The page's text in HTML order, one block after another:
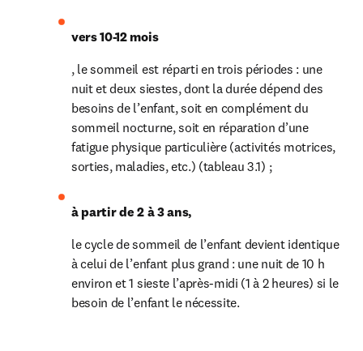
vers 10-12 mois
, le sommeil est réparti en trois périodes : une
nuit et deux siestes, dont la durée dépend des
besoins de l’enfant, soit en complément du
sommeil nocturne, soit en réparation d’une
fatigue physique particulière (activités motrices,
sorties, maladies, etc.) (tableau 3.1) ;
à partir de 2 à 3 ans,
le cycle de sommeil de l’enfant devient identique
à celui de l’enfant plus grand : une nuit de 10 h
environ et 1 sieste l’après-midi (1 à 2 heures) si le
besoin de l’enfant le nécessite.